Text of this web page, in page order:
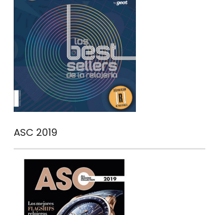
ASC 2019